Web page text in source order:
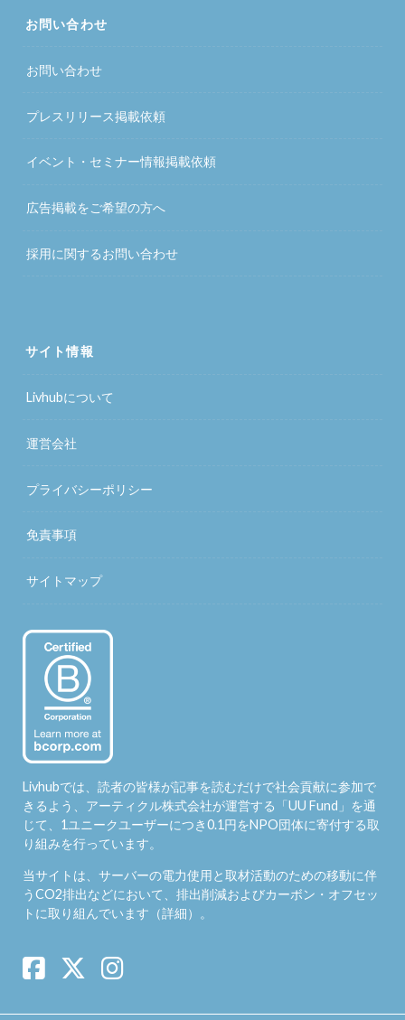
お問い合わせ
お問い合わせ
プレスリリース掲載依頼
イベント・セミナー情報掲載依頼
広告掲載をご希望の方へ
採用に関するお問い合わせ
サイト情報
Livhubについて
運営会社
プライバシーポリシー
免責事項
サイトマップ
Livhubでは、読者の皆様が記事を読むだけで社会貢献に参加で
きるよう、アーティクル株式会社が運営する「UU Fund 」を通
じて、1ユニークユーザーにつき0.1円をNPO団体に寄付する取
り組みを行っています。
当サイトは、サーバーの電力使用と取材活動のための移動に伴
うCO2排出などにおいて、排出削減およびカーボン・オフセッ
トに取り組んでいます（詳細）。